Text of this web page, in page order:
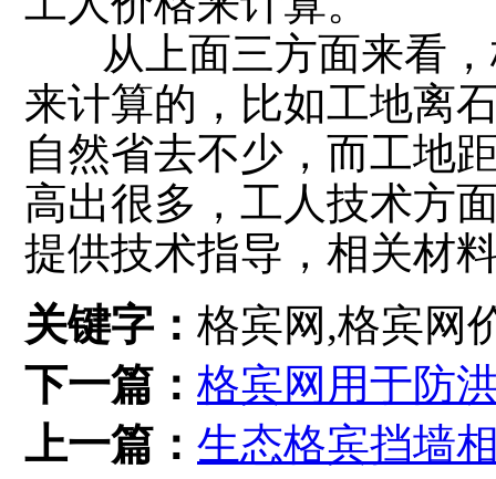
从上面三方面来看，
来计算的，比如工地离
自然省去不少，而工地
高出很多，工人技术方
提供技术指导，相关材
关键字： 格宾网,格宾网
下一篇： 格宾网用于防
上一篇： 生态格宾挡墙